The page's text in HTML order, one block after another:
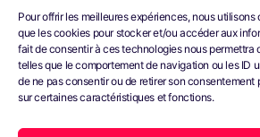
Pour offrir les meilleures expériences, nous
que les cookies pour stocker et/ou accéder aux
fait de consentir à ces technologies nous permettra
telles que le comportement de navigation ou les ID
de ne pas consentir ou de retirer son
sur certaines caractéristiques et fonctions.
Conseils &
Gestion
Juridique
Bright Paie